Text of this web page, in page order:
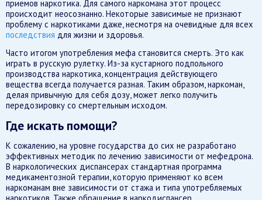
приемов наркотика. Для самого наркомана этот процесс
происходит неосознанно. Некоторые зависимые не признают
проблему с наркотиками даже, несмотря на очевидные для всех
последствия для жизни и здоровья.
Часто итогом употребления мефа становится смерть. Это как
играть в русскую рулетку. Из-за кустарного подпольного
производства наркотика, концентрация действующего
вещества всегда получается разная. Таким образом, наркоман,
делая привычную для себя дозу, может легко получить
передозировку со смертельным исходом.
Где искать помощи?
К сожалению, на уровне государства до сих не разработано
эффективных методик по лечению зависимости от мефедрона.
В наркологических диспансерах стандартная программа
медикаментозной терапии, которую применяют ко всем
наркоманам вне зависимости от стажа и типа употребляемых